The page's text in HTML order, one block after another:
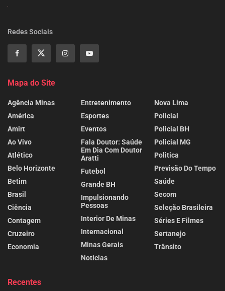
Redes Sociais
Mapa do Site
Agência Minas
América
Amirt
Ao Vivo
Atlético
Belo Horizonte
Betim
Brasil
Ciência
Contagem
Cruzeiro
Economia
Entretenimento
Esportes
Eventos
Fala Doutor: Saúde
Em Dia Com Doutor
Aratti
Futebol
Grande BH
Impulsionando
Pessoas
Interior De Minas
Internacional
Minas Gerais
Noticias
Nova Lima
Policial
Policial BH
Policial MG
Politica
Previsão Do Tempo
Saúde
Secom
Seleção Brasileira
Séries E Filmes
Sertanejo
Trânsito
Recentes